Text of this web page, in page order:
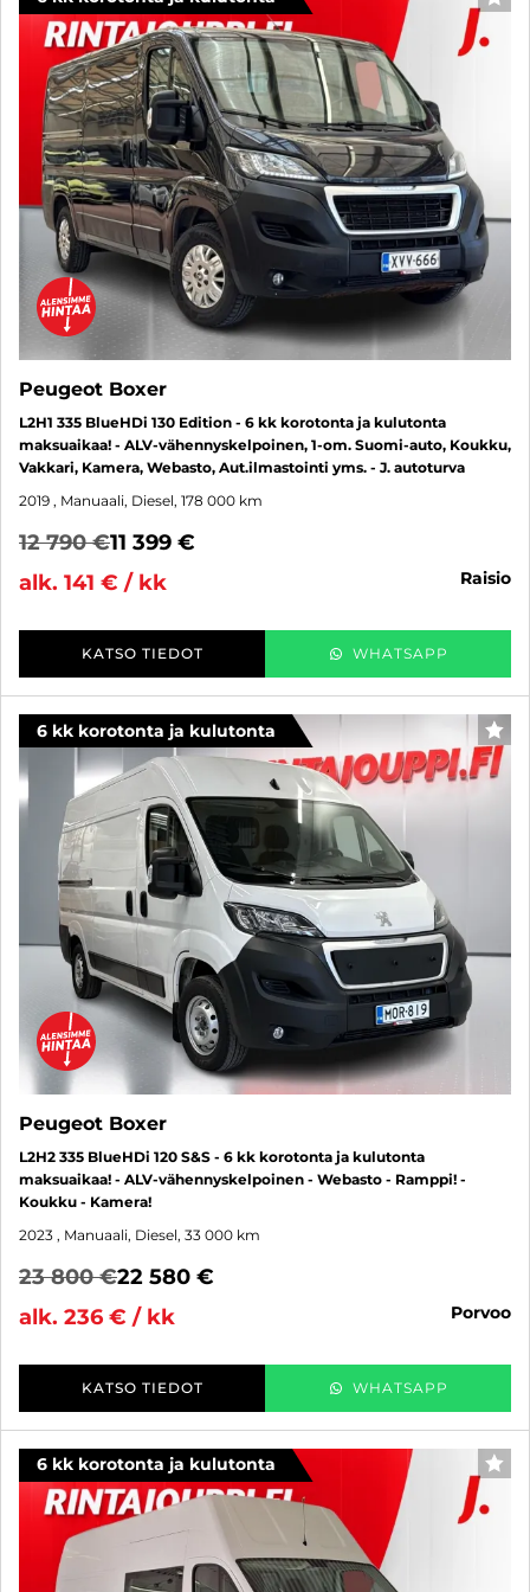
Peugeot Boxer
L2H1 335 BlueHDi 130 Edition - 6 kk korotonta ja kulutonta
maksuaikaa! - ALV-vähennyskelpoinen, 1-om. Suomi-auto, Koukku,
Vakkari, Kamera, Webasto, Aut.ilmastointi yms. - J. autoturva
2019 , Manuaali, Diesel, 178 000 km
12 790 €11 399 €
alk. 141 € / kk
raisio
KATSO TIEDOT WHATSAPP
6 kk korotonta ja kulutonta
Peugeot Boxer
L2H2 335 BlueHDi 120 S&S - 6 kk korotonta ja kulutonta
maksuaikaa! - ALV-vähennyskelpoinen - Webasto - Ramppi! -
Koukku - Kamera!
2023 , Manuaali, Diesel, 33 000 km
23 800 €22 580 €
alk. 236 € / kk
porvoo
KATSO TIEDOT WHATSAPP
6 kk korotonta ja kulutonta